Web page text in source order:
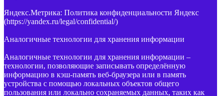
Яндекс.Метрика: Политика конфиденциальности Яндекс
(https://yandex.ru/legal/confidential/)
Аналогичные технологии для хранения информации
Аналогичные технологии для хранения информации –
технологии, позволяющие записывать определённую
информацию в кэш-память веб-браузера или в память
устройства с помощью локальных объектов общего
пользования или локально сохраняемых данных, таких как